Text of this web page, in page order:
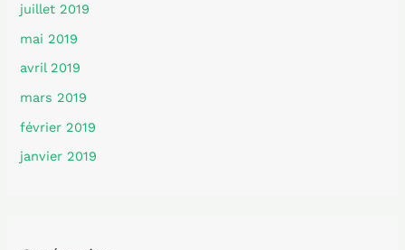
juillet 2019
mai 2019
avril 2019
mars 2019
février 2019
janvier 2019